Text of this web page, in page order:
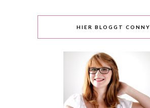
HIER BLOGGT CONNY